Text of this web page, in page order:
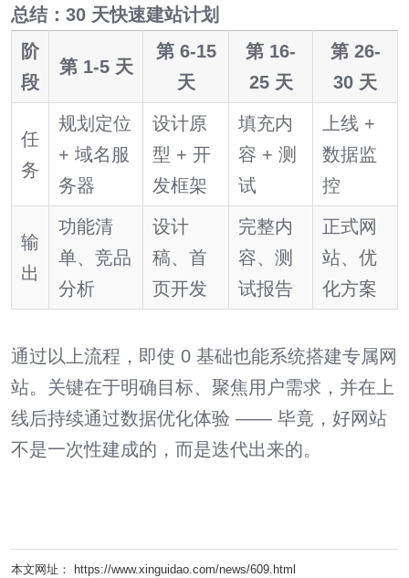
总结：30 天快速建站计划
阶
段
第 1-5 天
第 6-15
天
第 16-
25 天
第 26-
30 天
任
务
规划定位
+ 域名服
务器
设计原
型 + 开
发框架
填充内
容 + 测
试
上线 +
数据监
控
输
出
功能清
单、竞品
分析
设计
稿、首
页开发
完整内
容、测
试报告
正式网
站、优
化方案
通过以上流程，即使 0 基础也能系统搭建专属网
站。关键在于明确目标、聚焦用户需求，并在上
线后持续通过数据优化体验 —— 毕竟，好网站
不是一次性建成的，而是迭代出来的。
本文网址： https://www.xinguidao.com/news/609.html